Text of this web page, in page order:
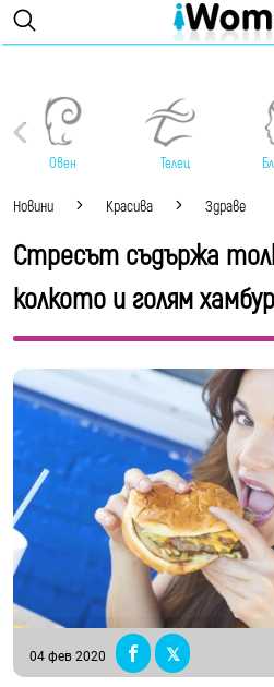
Овен Телец
Новини Красива Здраве
Стресът съдържа
колкото и голям
04 фев 2020